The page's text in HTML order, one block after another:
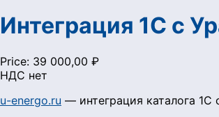
Интеграция 1С с
Price: 39 000,00 ₽
НДС нет
u-energo.ru — интеграция каталога 1С